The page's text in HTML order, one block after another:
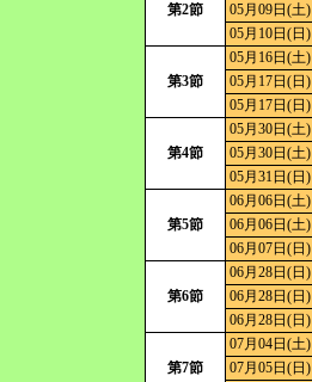
第2節
05月09日(土)
05月10日(日)
第3節
05月16日(土)
05月17日(日)
05月17日(日)
第4節
05月30日(土)
05月30日(土)
05月31日(日)
第5節
06月06日(土)
06月06日(土)
06月07日(日)
第6節
06月28日(日)
06月28日(日)
06月28日(日)
第7節
07月04日(土)
07月05日(日)